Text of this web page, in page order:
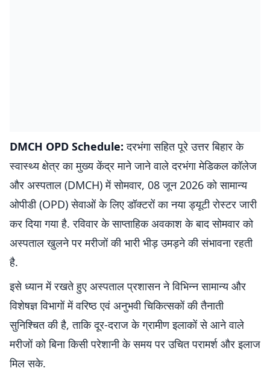
DMCH OPD Schedule: दरभंगा सहित पूरे उत्तर बिहार के
स्वास्थ्य क्षेत्र का मुख्य केंद्र माने जाने वाले दरभंगा मेडिकल कॉलेज
और अस्पताल (DMCH) में सोमवार, 08 जून 2026 को सामान्य
ओपीडी (OPD) सेवाओं के लिए डॉक्टरों का नया ड्यूटी रोस्टर जारी
कर दिया गया है. रविवार के साप्ताहिक अवकाश के बाद सोमवार को
अस्पताल खुलने पर मरीजों की भारी भीड़ उमड़ने की संभावना रहती
है.
इसे ध्यान में रखते हुए अस्पताल प्रशासन ने विभिन्न सामान्य और
विशेषज्ञ विभागों में वरिष्ठ एवं अनुभवी चिकित्सकों की तैनाती
सुनिश्चित की है, ताकि दूर-दराज के ग्रामीण इलाकों से आने वाले
मरीजों को बिना किसी परेशानी के समय पर उचित परामर्श और इलाज
मिल सके.